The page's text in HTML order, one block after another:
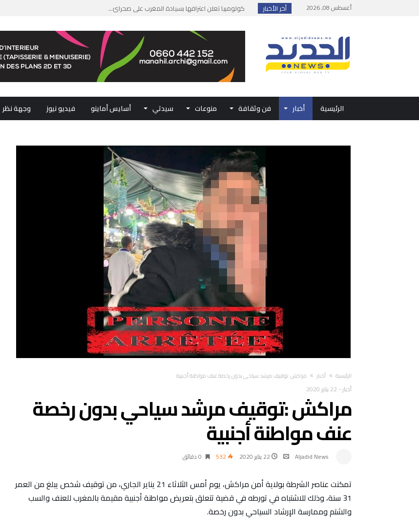
أغسطس 08, 2026 أخر الأخبار
يوسف التازي يحقق إنجازًا تاريخيًا ببلوغ قمة &#...
وزارة الداخلية: معلومات مضللة وشبكات الاتجار ب...
بلاغ من الديوان الملكي...
الرئيسية أخبار فن وثقافة منوعات سيدتي أسايس أماينو فيديو نيوز وجهة نظر
‫الرئيسية‬ أخبار مراكش :توقيف مرشد سياحي بدون رخصة عنف مواطنة أجنبية
أخبار- 22 يناير 2020
مراكش :توقيف مرشد سياحي بدون رخصة
عنف مواطنة أجنبية
Aljadid News 22 يناير 2020 532 0 ‫دقائق‬
تمكنت عناصر الشرطة بولاية أمن مراكش، يوم أمس الثلاثاء 21 يناير الجاري، من توقيف شخص يبلغ من العمر
31 سنة، وذلك للاشتباه في تورطه في قضية تتعلق بتعريض مواطنة أجنبية مقيمة بالمغرب للعنف والسب
والشتم وممارسة الإرشاد السياحي بدون رخصة.